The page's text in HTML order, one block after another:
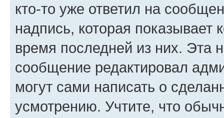
кто-то уже ответил на
надпись, которая показывает
время последней из них. Эта
сообщение редактировал
могут сами написать о
усмотрению. Учтите, что